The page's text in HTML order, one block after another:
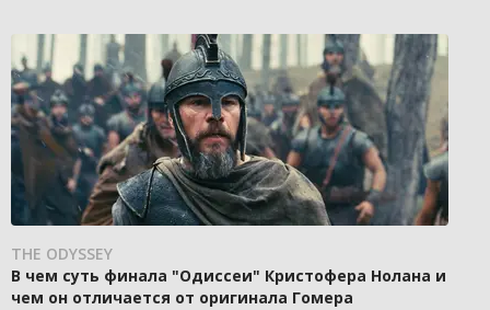
THE ODYSSEY
В чем суть финала "Одиссеи" Кристофера Нолана и
чем он отличается от оригинала Гомера